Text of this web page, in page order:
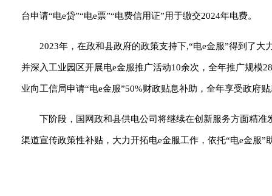
台申请“电e贷”“电e票”“电费信用证”用于缴交2024年电费。
2023年，在政和县政府的政策支持下,“电e金服”得到了
并深入工业园区开展电e金服推广活动10余次，全年推广规模
业向工信局申请“电e金服”50%财政贴息补助，全年享受政府
下阶段，国网政和县供电公司将继续在创新服务方面精
渠道宣传政策性补贴，大力开拓电e金服工作，依托“电e金服